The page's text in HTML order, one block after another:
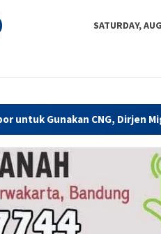
SATURDAY,
CNG, Dirjen Migas: Cukup